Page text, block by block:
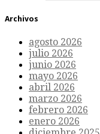
Archivos
agosto 2026
julio 2026
junio 2026
mayo 2026
abril 2026
marzo 2026
febrero 2026
enero 2026